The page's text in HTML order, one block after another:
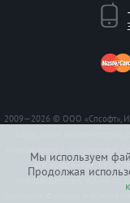
Мы используем
Продолжая
2009—2026 © ООО «Спсофт»,
определяемой положением
все заявленные на
производителей. Услуги по
центрами. Функции и